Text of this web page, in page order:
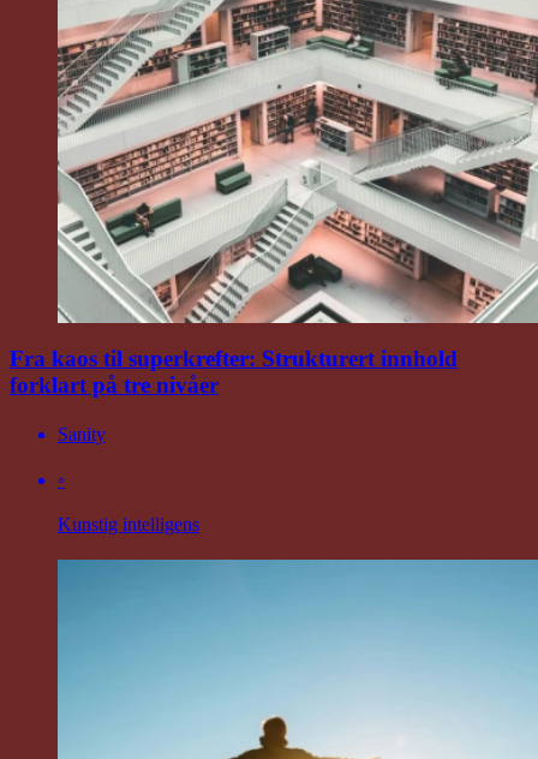
Fra kaos til superkrefter: Strukturert innhold
forklart på tre nivåer
Sanity
◦
Kunstig intelligens